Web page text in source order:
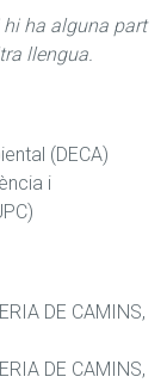
hi ha alguna part
llengua.
(DECA)
i
DE CAMINS,
DE CAMINS,